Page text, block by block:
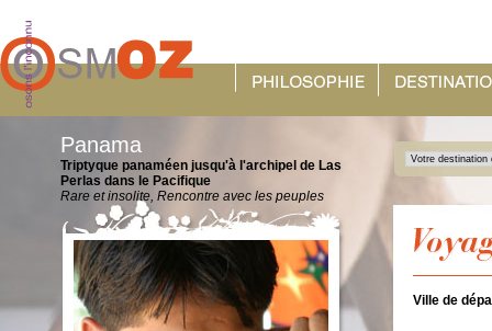
Panama
Triptyque panaméen jusqu'à l'archipel de Las
Perlas dans le Pacifique
Rare et insolite, Rencontre avec les peuples
Ville de